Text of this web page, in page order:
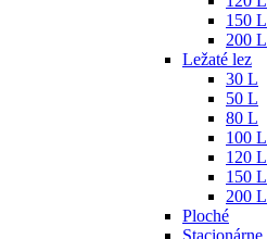
150 L
200 L
Ležaté lez
30 L
50 L
80 L
100 L
120 L
150 L
200 L
Ploché
Stacionárne